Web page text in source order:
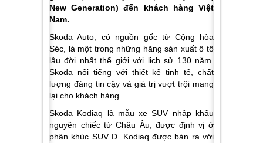
New Generation) đến khách hàng Việt
Nam.
Skoda Auto, có nguồn gốc từ Cộng hòa
Séc, là một trong những hãng sản xuất ô tô
lâu đời nhất thế giới với lịch sử 130 năm.
Skoda nổi tiếng với thiết kế tinh tế, chất
lượng đáng tin cậy và giá trị vượt trội mang
lại cho khách hàng.
Skoda Kodiaq là mẫu xe SUV nhập khẩu
nguyên chiếc từ Châu Âu, được định vị ở
phân khúc SUV D. Kodiaq được bán ra với